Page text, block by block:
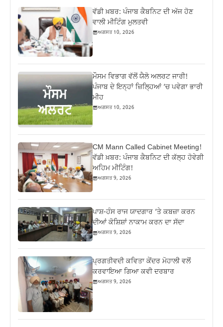
ਵੱਡੀ ਖ਼ਬਰ: ਪੰਜਾਬ ਕੈਬਨਿਟ ਦੀ ਅੱਜ ਹੋਣ
ਵਾਲੀ ਮੀਟਿੰਗ ਮੁਲਤਵੀ
ਅਗਸਤ 10, 2026
ਮੌਸਮ ਵਿਭਾਗ ਵੱਲੋਂ ਯੈਲੋ ਅਲਰਟ ਜਾਰੀ!
ਪੰਜਾਬ ਦੇ ਇਨ੍ਹਾਂ ਜ਼ਿਲ੍ਹਿਆਂ ‘ਚ ਪਵੇਗਾ ਭਾਰੀ
ਮੀਹ
ਅਗਸਤ 10, 2026
CM Mann Called Cabinet Meeting!
ਵੱਡੀ ਖ਼ਬਰ: ਪੰਜਾਬ ਕੈਬਨਿਟ ਦੀ ਕੱਲ੍ਹ ਹੋਵੇਗੀ
ਅਹਿਮ ਮੀਟਿੰਗ!
ਅਗਸਤ 9, 2026
ਪਾਸ਼-ਹੰਸ ਰਾਜ ਯਾਦਗਾਰ ‘ਤੇ ਕਬਜ਼ਾ ਕਰਨ
ਦੀਆਂ ਕੋਸ਼ਿਸ਼ਾਂ ਨਾਕਾਮ ਕਰਨ ਦਾ ਸੱਦਾ
ਅਗਸਤ 9, 2026
ਪ੍ਰਗਤੀਵਦੀ ਕਵਿਤਾ ਕੇਂਦਰ ਮੋਹਾਲੀ ਵਲੋਂ
ਕਰਵਾਇਆ ਗਿਆ ਕਵੀ ਦਰਬਾਰ
ਅਗਸਤ 9, 2026